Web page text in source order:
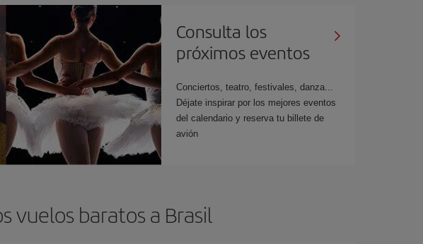
Consulta los
próximos eventos
Conciertos, teatro, festivales, danza...
Déjate inspirar por los mejores eventos
del calendario y reserva tu billete de
avión
vuelos baratos a Brasil